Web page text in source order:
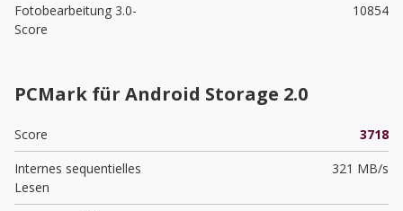
Fotobearbeitung 3.0-
Score
10854
PCMark für Android Storage 2.0
Score
3718
Internes sequentielles
Lesen
321 MB/s